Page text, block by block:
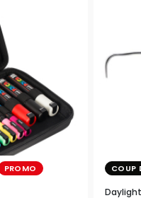
PROMO COUP
Daylight